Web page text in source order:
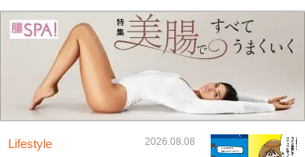
Lifestyle 2026.08.08